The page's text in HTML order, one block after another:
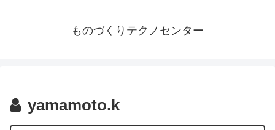
ものづくりテクノセンター
yamamoto.k